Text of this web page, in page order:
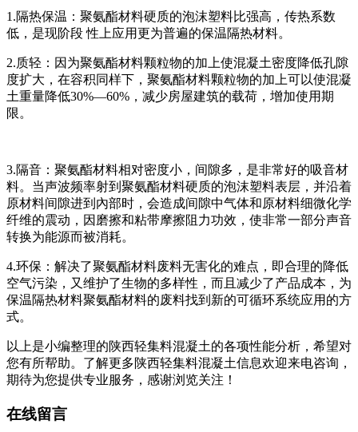
1.隔热保温：聚氨酯材料硬质的泡沫塑料比强高，传热系数
低，是现阶段 性上应用更为普遍的保温隔热材料。
2.质轻：因为聚氨酯材料颗粒物的加上使混凝土密度降低孔隙
度扩大，在容积同样下，聚氨酯材料颗粒物的加上可以使混凝
土重量降低30%—60%，减少房屋建筑的载荷，增加使用期
限。
3.隔音：聚氨酯材料相对密度小，间隙多，是非常好的吸音材
料。当声波频率射到聚氨酯材料硬质的泡沫塑料表层，并沿着
原材料间隙进到內部时，会造成间隙中气体和原材料细微化学
纤维的震动，因磨擦和粘带摩擦阻力功效，使非常一部分声音
转换为能源而被消耗。
4.环保：解决了聚氨酯材料废料无害化的难点，即合理的降低
空气污染，又维护了生物的多样性，而且减少了产品成本，为
保温隔热材料聚氨酯材料的废料找到新的可循环系统应用的方
式。
以上是小编整理的陕西轻集料混凝土的各项性能分析，希望对
您有所帮助。了解更多陕西轻集料混凝土信息欢迎来电咨询，
期待为您提供专业服务，感谢浏览关注！
在线留言